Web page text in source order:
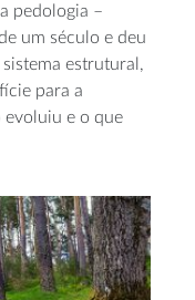
pedologia –
um século e deu
estrutural,
para a
evoluiu e o que